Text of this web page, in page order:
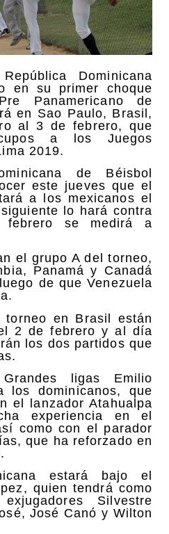
República Dominicana
en su primer choque
Panamericano de
en Sao Paulo, Brasil,
al 3 de febrero, que
a los Juegos
2019.
de Béisbol
este jueves que el
a los mexicanos el
lo hará contra
se medirá a
el grupo A del torneo,
Panamá y Canadá
de que Venezuela
torneo en Brasil están
2 de febrero y al día
los dos partidos que
ligas Emilio
los dominicanos, que
el lanzador Atahualpa
experiencia en el
como con el parador
que ha reforzado en
estará bajo el
quien tendrá como
Silvestre
José Canó y Wilton